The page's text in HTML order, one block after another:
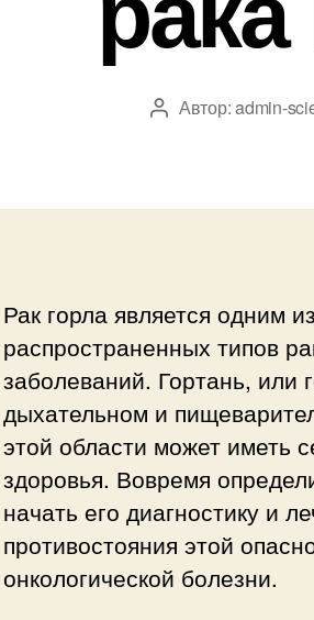
Автор
Автор:admin-
Рак горла является одним
распространенных типов
заболеваний. Гортань, или
дыхательном и
этой области может иметь
здоровья. Вовремя
начать его диагностику и
противостояния этой
онкологической болезни.